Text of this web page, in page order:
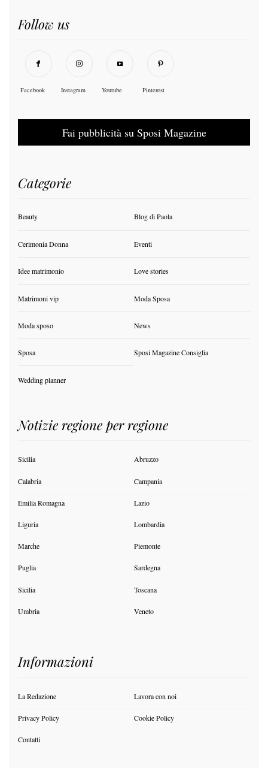
Follow us
Facebook Instagram Youtube Pinterest
Fai pubblicità su Sposi Magazine
Categorie
Beauty Blog di Paola
Cerimonia Donna Eventi
Idee matrimonio Love stories
Matrimoni vip Moda Sposa
Moda sposo News
Sposa Sposi Magazine Consiglia
Wedding planner
Notizie regione per regione
Sicilia Abruzzo
Calabria Campania
Emilia Romagna Lazio
Liguria Lombardia
Marche Piemonte
Puglia Sardegna
Sicilia Toscana
Umbria Veneto
Informazioni
La Redazione Lavora con noi
Privacy Policy Cookie Policy
Contatti